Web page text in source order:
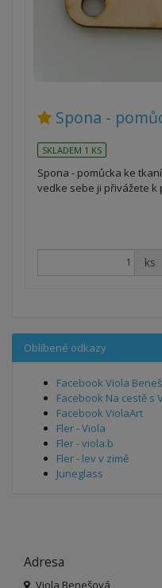
Spona -
SKLADEM 1 KS
Spona - pomůcka ke
vedke sebe ji přivážete
ks
Oblíbené odkazy
Facebook Viola
Facebook Na cestě s
Facebook ViolaArt
Fler - Viola
Fler - viola.b
Fler - lev v zimě
Juneglass
Adresa
Viola Benešová